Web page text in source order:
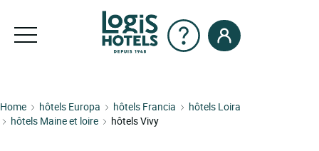
Home hôtels Europa hôtels Francia
hôtels Loira
hôtels Maine et loire
hôtels Vivy